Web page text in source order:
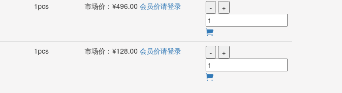
1pcs 市场价：¥496.00 会员价请登录 - +
1pcs 市场价：¥128.00 会员价请登录 - +